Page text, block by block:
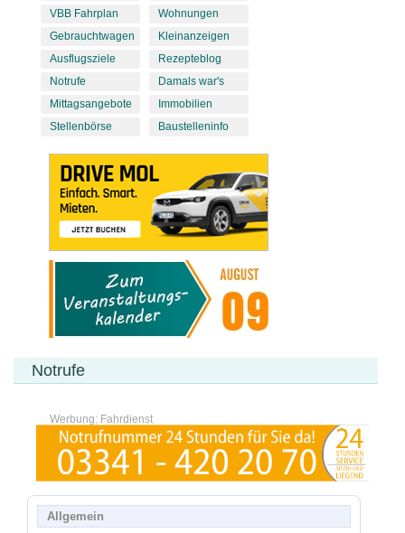
VBB Fahrplan
Gebrauchtwagen
Ausflugsziele
Notrufe
Mittagsangebote
Stellenbörse
Wohnungen
Kleinanzeigen
Rezepteblog
Damals war's
Immobilien
Baustelleninfo
Notrufe
Werbung: Fahrdienst
Allgemein